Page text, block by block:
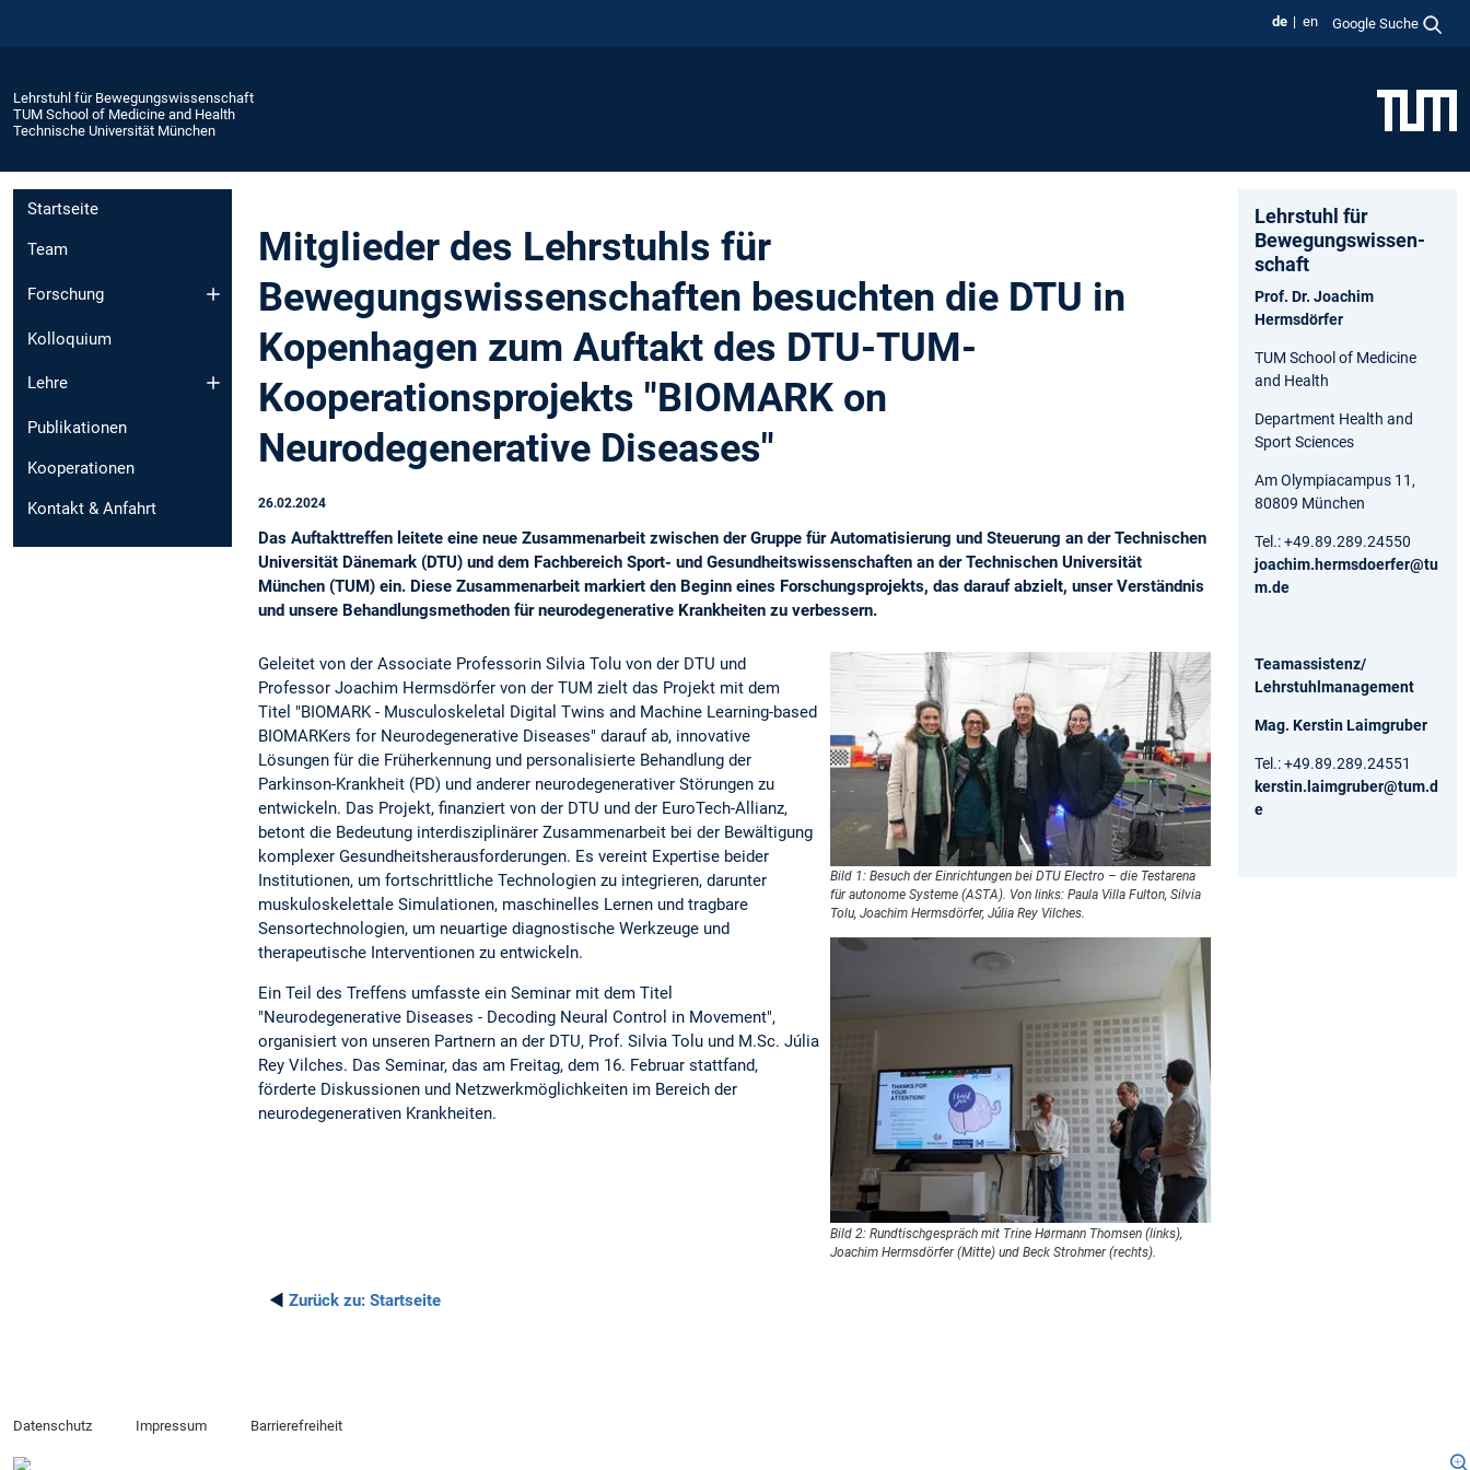
de en Google Suche
Lehrstuhl für Bewegungswissenschaft
TUM School of Medicine and Health
Technische Universität München
Startseite
Team
Forschung
Kolloquium
Lehre
Publikationen
Kooperationen
Kontakt & Anfahrt
Mitglieder des Lehrstuhls für
Bewegungswissenschaften besuchten die DTU in
Kopenhagen zum Auftakt des DTU-TUM-
Kooperationsprojekts "BIOMARK on
Neurodegenerative Diseases"
26.02.2024
Das Auftakttreffen leitete eine neue Zusammenarbeit zwischen der Gruppe für Automatisierung und Steuerung an der Technischen
Universität Dänemark (DTU) und dem Fachbereich Sport- und Gesundheitswissenschaften an der Technischen Universität
München (TUM) ein. Diese Zusammenarbeit markiert den Beginn eines Forschungsprojekts, das darauf abzielt, unser Verständnis
und unsere Behandlungsmethoden für neurodegenerative Krankheiten zu verbessern.
Bild 1: Besuch der Einrichtungen bei DTU Electro – die Testarena
für autonome Systeme (ASTA). Von links: Paula Villa Fulton, Silvia
Tolu, Joachim Hermsdörfer, Júlia Rey Vilches.
Bild 2: Rundtischgespräch mit Trine Hørmann Thomsen (links),
Joachim Hermsdörfer (Mitte) und Beck Strohmer (rechts).
Geleitet von der Associate Professorin Silvia Tolu von der DTU und
Professor Joachim Hermsdörfer von der TUM zielt das Projekt mit dem
Titel "BIOMARK - Musculoskeletal Digital Twins and Machine Learning-based
BIOMARKers for Neurodegenerative Diseases" darauf ab, innovative
Lösungen für die Früherkennung und personalisierte Behandlung der
Parkinson-Krankheit (PD) und anderer neurodegenerativer Störungen zu
entwickeln. Das Projekt, finanziert von der DTU und der EuroTech-Allianz,
betont die Bedeutung interdisziplinärer Zusammenarbeit bei der Bewältigung
komplexer Gesundheitsherausforderungen. Es vereint Expertise beider
Institutionen, um fortschrittliche Technologien zu integrieren, darunter
muskuloskelettale Simulationen, maschinelles Lernen und tragbare
Sensortechnologien, um neuartige diagnostische Werkzeuge und
therapeutische Interventionen zu entwickeln.
Ein Teil des Treffens umfasste ein Seminar mit dem Titel
"Neurodegenerative Diseases - Decoding Neural Control in Movement",
organisiert von unseren Partnern an der DTU, Prof. Silvia Tolu und M.Sc. Júlia
Rey Vilches. Das Seminar, das am Freitag, dem 16. Februar stattfand,
förderte Diskussionen und Netzwerkmöglichkeiten im Bereich der
neurodegenerativen Krankheiten.
◄ Zurück zu: Startseite
Lehrstuhl für
Bewegungs­wissen­
schaft
Prof. Dr. Joachim
Hermsdörfer
TUM School of Medicine
and Health
Department Health and
Sport Sciences
Am Olympiacampus 11,
80809 München
Tel.: +49.89.289.24550
joachim.hermsdoerfer@tu
m.de
Teamassistenz/
Lehrstuhlmanagement
Mag. Kerstin Laimgruber
Tel.: +49.89.289.24551
kerstin.laimgruber@tum.d
e
Datenschutz Impressum Barrierefreiheit